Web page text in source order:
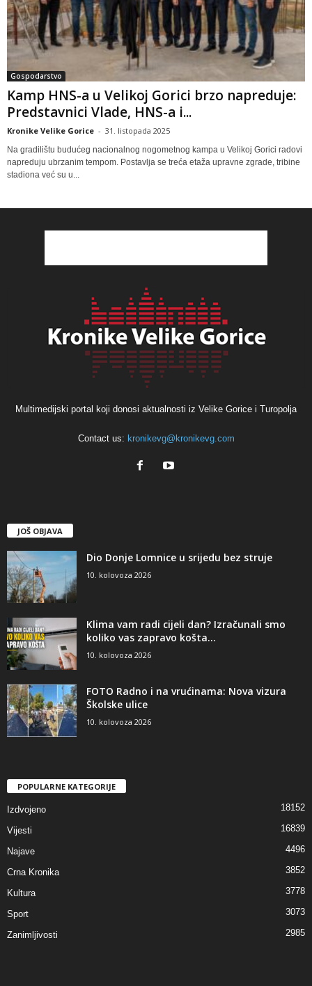
Gospodarstvo
Kamp HNS-a u Velikoj Gorici brzo napreduje:
Predstavnici Vlade, HNS-a i...
Kronike Velike Gorice - 31. listopada 2025
Na gradilištu budućeg nacionalnog nogometnog kampa u Velikoj Gorici radovi
napreduju ubrzanim tempom. Postavlja se treća etaža upravne zgrade, tribine
stadiona već su u...
Multimedijski portal koji donosi aktualnosti iz Velike Gorice i Turopolja
Contact us: kronikevg@kronikevg.com
JOŠ OBJAVA
Dio Donje Lomnice u srijedu bez struje
10. kolovoza 2026
Klima vam radi cijeli dan? Izračunali smo
koliko vas zapravo košta...
10. kolovoza 2026
FOTO Radno i na vrućinama: Nova vizura
Školske ulice
10. kolovoza 2026
POPULARNE KATEGORIJE
Izdvojeno 18152
Vijesti 16839
Najave 4496
Crna Kronika 3852
Kultura 3778
Sport 3073
Zanimljivosti 2985